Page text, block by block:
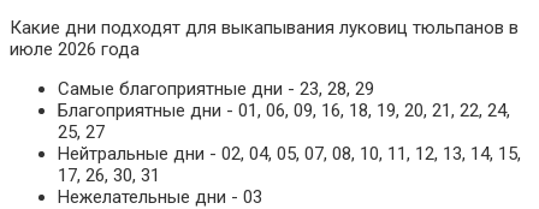
Какие дни подходят для выкапывания луковиц тюльпанов в
июле 2026 года
Самые благоприятные дни - 23, 28, 29
Благоприятные дни - 01, 06, 09, 16, 18, 19, 20, 21, 22, 24,
25, 27
Нейтральные дни - 02, 04, 05, 07, 08, 10, 11, 12, 13, 14, 15,
17, 26, 30, 31
Нежелательные дни - 03